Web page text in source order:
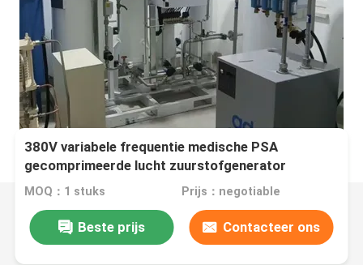
380V variabele frequentie medische PSA
gecomprimeerde lucht zuurstofgenerator
MOQ：1 stuks Prijs：negotiable
Beste prijs Contacteer ons